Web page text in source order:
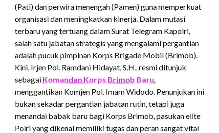
(Pati) dan perwira menengah (Pamen) guna memperkuat
organisasi dan meningkatkan kinerja. Dalam mutasi
terbaru yang tertuang dalam Surat Telegram Kapolri,
salah satu jabatan strategis yang mengalami pergantian
adalah pucuk pimpinan Korps Brigade Mobil (Brimob).
Kini, Irjen Pol. Ramdani Hidayat, S.H., resmi ditunjuk
sebagai Komandan Korps Brimob Baru,
menggantikan Komjen Pol. Imam Widodo. Penunjukan ini
bukan sekadar pergantian jabatan rutin, tetapi juga
menandai babak baru bagi Korps Brimob, pasukan elite
Polri yang dikenal memiliki tugas dan peran sangat vital